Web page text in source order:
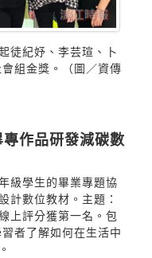
徒紀妤、李芸瑄、卜
組金獎。（圖／資傳
作品研發減碳數
級學生的畢業專題協
計數位教材。主題：
上評分獲第一名。包
者了解如何在生活中